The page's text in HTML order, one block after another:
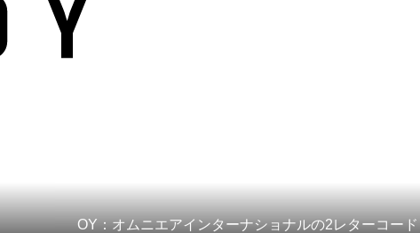
OY：オムニエアインターナショナルの2レターコード